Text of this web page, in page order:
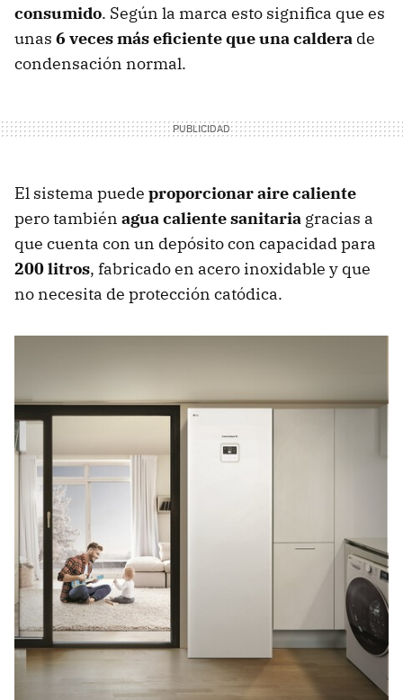
consumido. Según la marca esto significa que es
unas 6 veces más eficiente que una caldera de
condensación normal.
El sistema puede proporcionar aire caliente
pero también agua caliente sanitaria gracias a
que cuenta con un depósito con capacidad para
200 litros, fabricado en acero inoxidable y que
no necesita de protección catódica.